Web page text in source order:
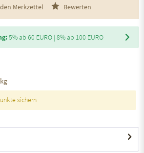
Merkzettel Bewerten
5% ab 60 EURO | 8% ab 100 EURO
sichern